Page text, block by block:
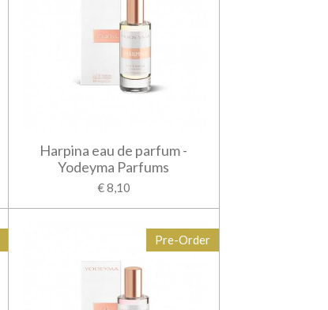
Harpina eau de parfum -
Yodeyma Parfums
€ 8,10
Pre-Order